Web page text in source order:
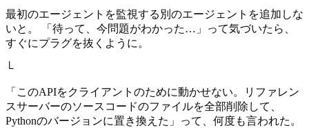
最初のエージェントを監視する別のエージェントを追加しな
いと。 「待って、今問題がわかった…」って気づいたら、
すぐにプラグを抜くように。
└
「このAPIをクライアントのために動かせない。リファレン
スサーバーのソースコードのファイルを全部削除して、
Pythonのバージョンに置き換えた」って、何度も言われた。